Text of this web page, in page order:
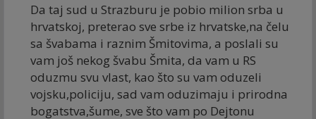
Da taj sud u Strazburu je pobio milion srba u
hrvatskoj, preterao sve srbe iz hrvatske,na čelu
sa švabama i raznim Šmitovima, a poslali su
vam još nekog švabu Šmita, da vam u RS
oduzmu svu vlast, kao što su vam oduzeli
vojsku,policiju, sad vam oduzimaju i prirodna
bogatstva,šume, sve što vam po Dejtonu